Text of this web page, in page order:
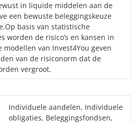
in liquide middelen aan de
een bewuste beleggingskeuze
basis van statistische
worden de risico’s en kansen in
van Invest4You geven
van de risiconorm dat de
vergroot.
Individuele aandelen, Individuele
obligaties, Beleggingsfondsen,